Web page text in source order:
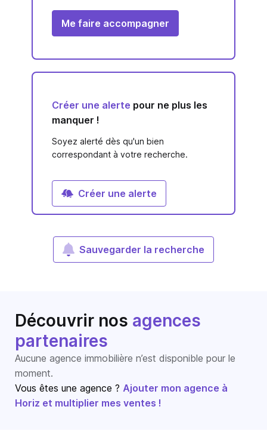
Me faire accompagner
Créer une alerte pour ne plus les
manquer !
Soyez alerté dès qu'un bien
correspondant à votre recherche.
Créer une alerte
Sauvegarder la recherche
Découvrir nos agences
partenaires
Aucune agence immobilière n’est disponible pour le
moment.
Vous êtes une agence ? Ajouter mon agence à
Horiz et multiplier mes ventes !